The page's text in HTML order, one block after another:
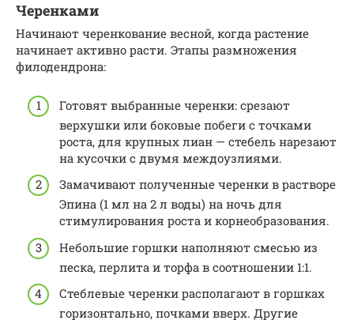
Черенками
Начинают черенкование весной, когда растение
начинает активно расти. Этапы размножения
филодендрона:
Готовят выбранные черенки: срезают
верхушки или боковые побеги с точками
роста, для крупных лиан — стебель нарезают
на кусочки с двумя междоузлиями.
Замачивают полученные черенки в растворе
Эпина (1 мл на 2 л воды) на ночь для
стимулирования роста и корнеобразования.
Небольшие горшки наполняют смесью из
песка, перлита и торфа в соотношении 1:1.
Стеблевые черенки располагают в горшках
горизонтально, почками вверх. Другие